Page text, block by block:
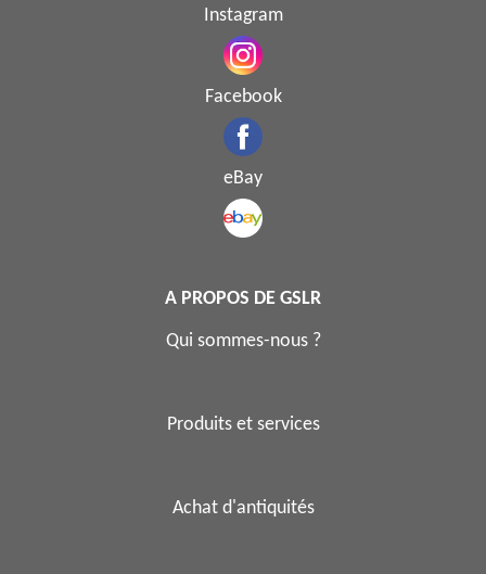
Instagram
Facebook
eBay
A PROPOS DE GSLR
Qui sommes-nous ?
Produits et services
Achat d'antiquités